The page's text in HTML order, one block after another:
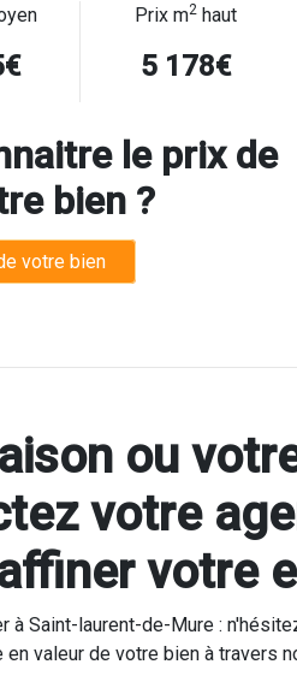
Prix m2haut
5 178€
le prix de
bien ?
votre bien
ou
votre
votre
à Saint-laurent-de-Mure :
valeur de votre bien à